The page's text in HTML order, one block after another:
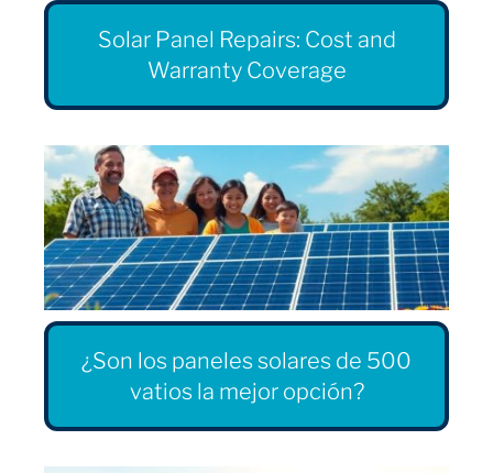
Solar Panel Repairs: Cost and
Warranty Coverage
¿Son los paneles solares de 500
vatios la mejor opción?